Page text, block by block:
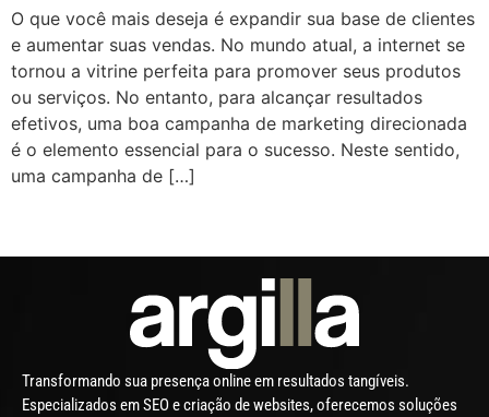
O que você mais deseja é expandir sua base de clientes
e aumentar suas vendas. No mundo atual, a internet se
tornou a vitrine perfeita para promover seus produtos
ou serviços. No entanto, para alcançar resultados
efetivos, uma boa campanha de marketing direcionada
é o elemento essencial para o sucesso. Neste sentido,
uma campanha de […]
Transformando sua presença online em resultados tangíveis.
Especializados em SEO e criação de websites, oferecemos soluções